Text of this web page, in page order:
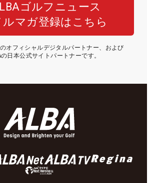
ゴルフニュース
ルマガ登録はこちら
オフィシャルデジタルパートナー、および
の日本公式サイトパートナーです。